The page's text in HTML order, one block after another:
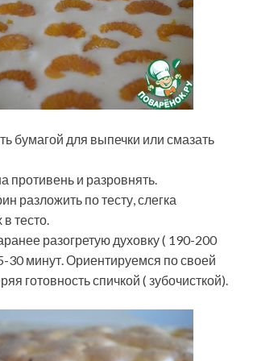
бумагой для выпечки или смазать
противень и разровнять.
разложить по тесту, слегка
тесто.
разогретую духовку ( 190-200
30 минут. Ориентируемся по своей
готовность спичкой ( зубочисткой).